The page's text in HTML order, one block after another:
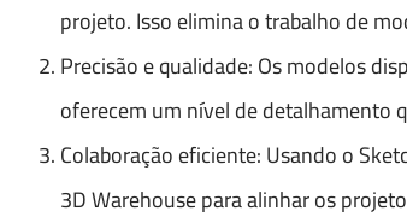
projeto. Isso elimina o trabalho de
Precisão e qualidade: Os modelos
oferecem um nível de detalhamento
Colaboração eficiente: Usando o
3D Warehouse para alinhar os